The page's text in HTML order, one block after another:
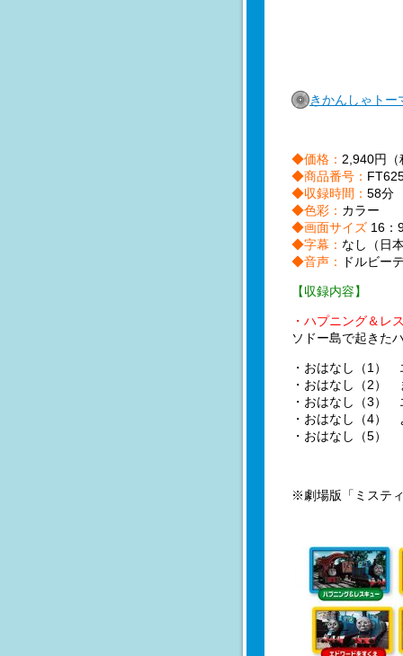
きかんしゃト
◆価格： 2,940円（
◆商品番号：
◆収録時間： 58分
◆色彩： カラー
◆画面サイズ 16：
◆字幕： なし（日
◆音声：
ドルビー
【収録内容】
・ハプニング＆レ
ソドー島で起きた
・おはなし（1）
・おはなし（2）
・おはなし（3）
・おはなし（4）
・おはなし（5）
※劇場版「ミステ